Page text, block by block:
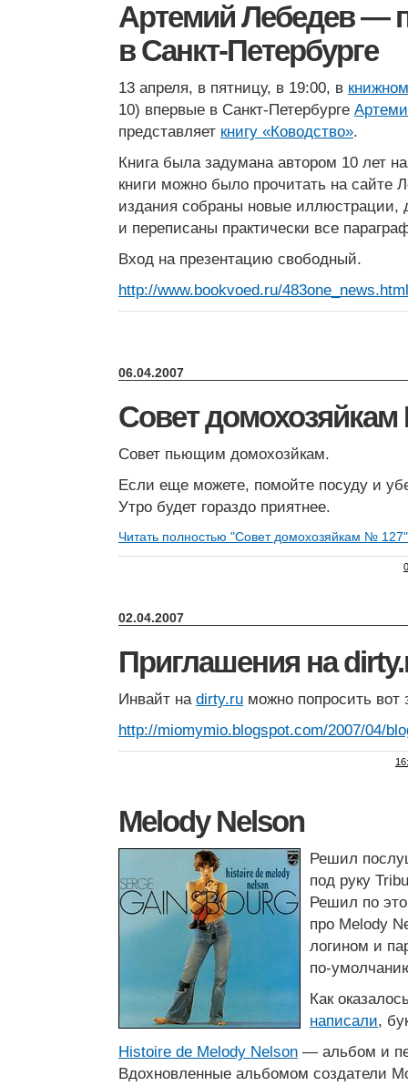
Артемий Лебедев —
в Санкт-Петербурге
13 апреля, в пятницу, в 19:00, в
10) впервые в Санкт-Петербурге
представляет книгу «Ководство».
Книга была задумана автором 10 лет
книги можно было прочитать на сайте
издания собраны новые иллюстрации,
и переписаны практически все
Вход на презентацию свободный.
http://www.bookvoed.ru/483one_news.html
06.04.2007
Совет
Совет пьющим домохозйкам.
Если еще можете, помойте посуду и
Утро будет гораздо приятнее.
Читать полностью "Совет домохозяйкам №
02.04.2007
Приглашения на
Инвайт на dirty.ru можно попросить вот
http://miomymio.blogspot.com/2007/04/
Melody Nelson
Решил
под руку
Решил по
про Melody
логином и
по-
Как
написали,
Histoire de Melody Nelson — альбом и
Вдохновленные альбомом создатели